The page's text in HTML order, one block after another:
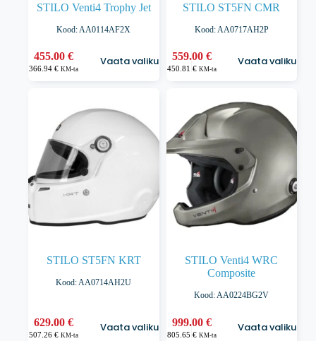
STILO Venti4 Trophy Jet
Kood: AA0114AF2X
455.00€
366.94€ KM-ta
Vaata valikuid
Sellel
tootel
tootelehel.
STILO ST5FN CMR
Kood: AA0717AH2P
559.00 €
450.81 € KM-ta
Vaata valikuid
Sellel
tootel
Valikuid
teha
tootelehel.
STILO ST5FN KRT
Kood: AA0714AH2U
629.00€
507.26€ KM-ta
Vaata valikuid
Sellel
tootel
STILO Venti4 WRC
Composite
Kood: AA0224BG2V
999.00 €
805.65 € KM-ta
Vaata valikuid
Sellel
tootel